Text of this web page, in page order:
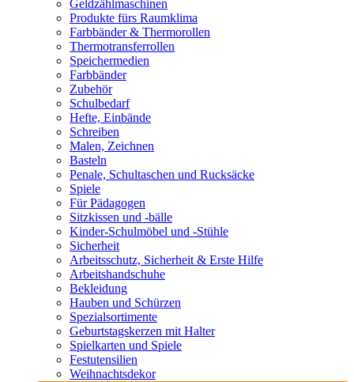
Geldzählmaschinen
Produkte fürs Raumklima
Farbbänder & Thermorollen
Thermotransferrollen
Speichermedien
Farbbänder
Zubehör
Schulbedarf
Hefte, Einbände
Schreiben
Malen, Zeichnen
Basteln
Penale, Schultaschen und Rucksäcke
Spiele
Für Pädagogen
Sitzkissen und -bälle
Kinder-Schulmöbel und -Stühle
Sicherheit
Arbeitsschutz, Sicherheit & Erste Hilfe
Arbeitshandschuhe
Bekleidung
Hauben und Schürzen
Spezialsortimente
Geburtstagskerzen mit Halter
Spielkarten und Spiele
Festutensilien
Weihnachtsdekor